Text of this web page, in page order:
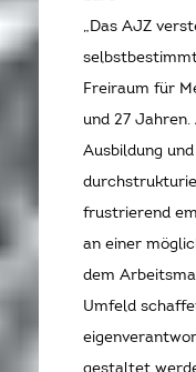
„Das AJZ
Freiraum für
und 27
Ausbildung
frustrierend
an einer
dem
Umfeld